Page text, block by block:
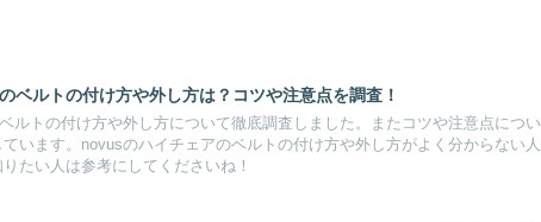
ベルトの付け方や外し方は？コツや注意点を調査！
ルトの付け方や外し方について徹底調査しました。またコツや注意点につい
います。novusのハイチェアのベルトの付け方や外し方がよく分からない人
たい人は参考にしてくださいね！